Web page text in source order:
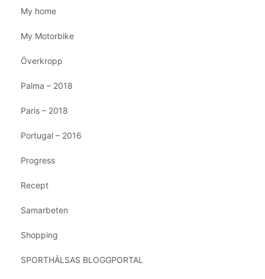
My home
My Motorbike
Överkropp
Palma – 2018
Paris – 2018
Portugal – 2016
Progress
Recept
Samarbeten
Shopping
SPORTHÄLSAS BLOGGPORTAL